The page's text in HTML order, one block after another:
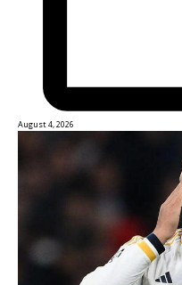
August 4, 2026